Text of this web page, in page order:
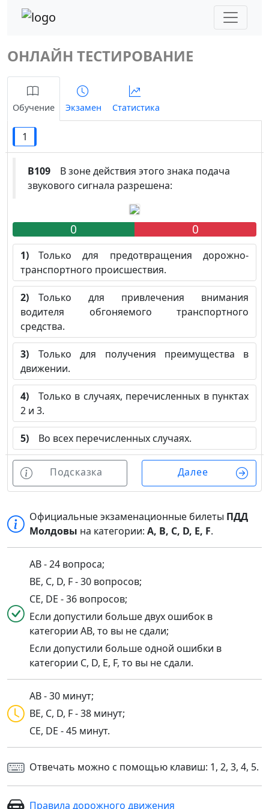
ОНЛАЙН ТЕСТИРОВАНИЕ
Обучение Экзамен Статистика
1
B109 В зоне действия этого знака подача
звукового сигнала разрешена:
0 0
1) Только для предотвращения дорожно-
транспортного происшествия.
2) Только для привлечения внимания
водителя обгоняемого транспортного
средства.
3) Только для получения преимущества в
движении.
4) Только в случаях, перечисленных в пунктах
2 и 3.
5) Во всех перечисленных случаях.
Подсказка Далее
Официальные экзаменационные билеты ПДД
Молдовы на категории:A, B, C, D, E, F.
AB - 24 вопроса;
BE, C, D, F - 30 вопросов;
CE, DE - 36 вопросов;
Если допустили больше двух ошибок в
категории AB, то вы не сдали;
Если допустили больше одной ошибки в
категории C, D, E, F, то вы не сдали.
AB - 30 минут;
BE, C, D, F - 38 минут;
CE, DE - 45 минут.
Отвечать можно с помощью клавиш: 1, 2, 3, 4, 5.
Правила дорожного движения